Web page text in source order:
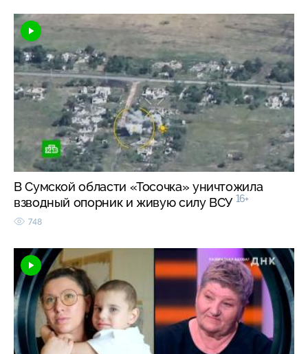
В Сумской области «Тосочка» уничтожила
взводный опорник и живую силу ВСУ 16+
748